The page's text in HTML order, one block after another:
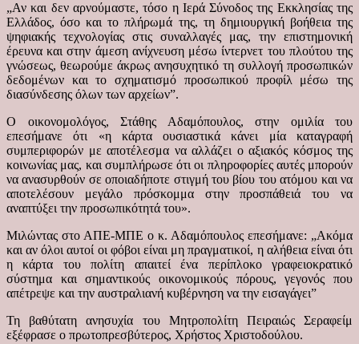
„Αν και δεν αρνούμαστε, τόσο η Ιερά Σύνοδος της Εκκλησίας της
Ελλάδος, όσο και το πλήρωμά της, τη δημιουργική βοήθεια της
ψηφιακής τεχνολογίας στις συναλλαγές μας, την επιστημονική
έρευνα και στην άμεση ανίχνευση μέσω ίντερνετ του πλούτου της
γνώσεως, θεωρούμε άκρως ανησυχητικό τη συλλογή προσωπικών
δεδομένων και το σχηματισμό προσωπικού προφίλ μέσω της
διασύνδεσης όλων των αρχείων”.
Ο οικονομολόγος, Στάθης Αδαμόπουλος, στην ομιλία του
επεσήμανε ότι «η κάρτα ουσιαστικά κάνει μία καταγραφή
συμπεριφορών με αποτέλεσμα να αλλάζει ο αξιακός κόσμος της
κοινωνίας μας, και συμπλήρωσε ότι οι πληροφορίες αυτές μπορούν
να ανασυρθούν σε οποιαδήποτε στιγμή του βίου του ατόμου και να
αποτελέσουν μεγάλο πρόσκομμα στην προσπάθειά του να
αναπτύξει την προσωπικότητά του».
Μιλώντας στο ΑΠΕ-ΜΠΕ ο κ. Αδαμόπουλος επεσήμανε: „Ακόμα
και αν όλοι αυτοί οι φόβοι είναι μη πραγματικοί, η αλήθεια είναι ότι
η κάρτα του πολίτη απαιτεί ένα περίπλοκο γραφειοκρατικό
σύστημα και σημαντικούς οικονομικούς πόρους, γεγονός που
απέτρεψε και την αυστραλιανή κυβέρνηση να την εισαγάγει”
Τη βαθύτατη ανησυχία του Μητροπολίτη Πειραιώς Σεραφείμ
εξέφρασε ο πρωτοπρεσβύτερος, Χρήστος Χριστοδούλου.